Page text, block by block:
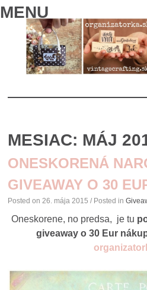
MENU
CONTENT
MESIAC: MÁJ
ONESKORENÁ
GIVEAWAY O 30
Posted on 26. mája 2015 / Posted in
Oneskorene, no predsa, je tu
giveaway o 30 Eur